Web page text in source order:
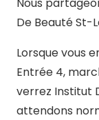
Nous
De Beauté St-
Lorsque vous
Entrée 4,
verrez Institut
attendons